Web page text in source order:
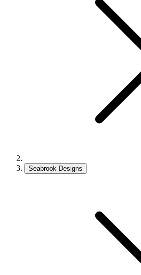
Seabrook Designs